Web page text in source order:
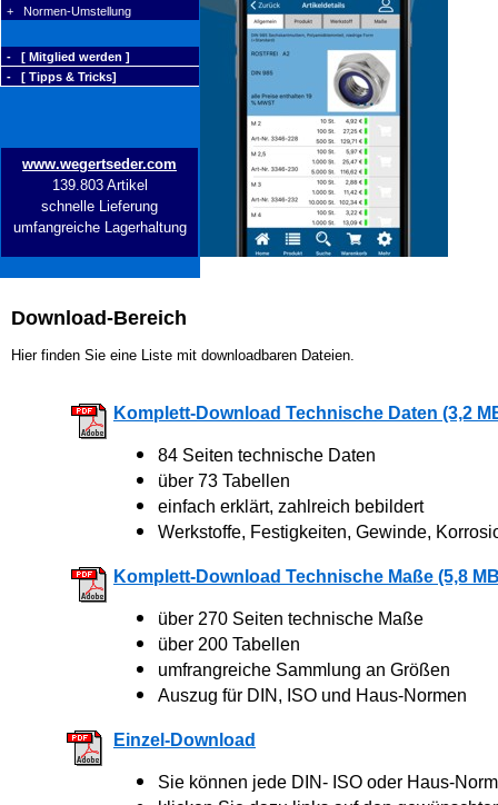
+ Normen-Umstellung
- [ Mitglied werden ]
- [ Tipps & Tricks]
www.wegertseder.com
139.803 Artikel
schnelle Lieferung
umfangreiche Lagerhaltung
Download-Bereich
Hier finden Sie eine Liste mit downloadbaren Dateien.
Komplett-Download Technische Daten (3,2
84 Seiten technische Daten
über 73 Tabellen
einfach erklärt, zahlreich bebildert
Werkstoffe, Festigkeiten, Gewinde,
Komplett-Download Technische Maße (5,8
über 270 Seiten technische Maße
über 200 Tabellen
umfrangreiche Sammlung an Größen
Auszug für DIN, ISO und Haus-Normen
Einzel-Download
Sie können jede DIN- ISO oder Haus-